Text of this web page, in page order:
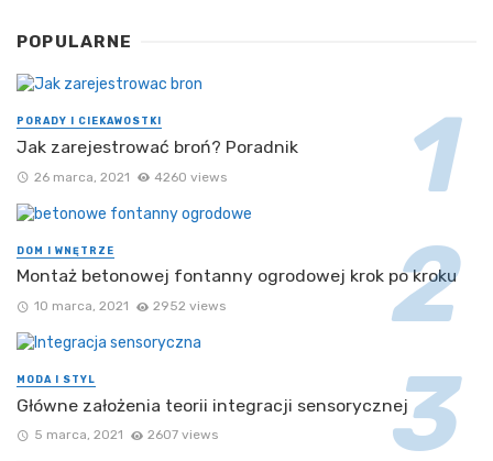
POPULARNE
PORADY I CIEKAWOSTKI
Jak zarejestrować broń? Poradnik
26 marca, 2021 4260 views
DOM I WNĘTRZE
Montaż betonowej fontanny ogrodowej krok po kroku
10 marca, 2021 2952 views
MODA I STYL
Główne założenia teorii integracji sensorycznej
5 marca, 2021 2607 views